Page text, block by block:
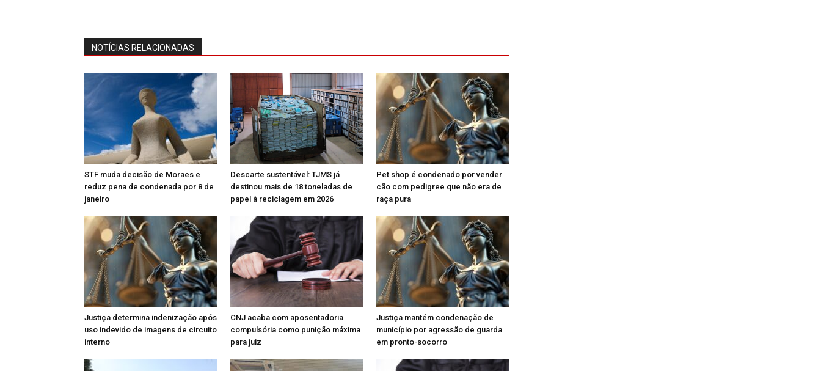
NOTÍCIAS RELACIONADAS
STF muda decisão de Moraes e
reduz pena de condenada por 8 de
janeiro
Descarte sustentável: TJMS já
destinou mais de 18 toneladas de
papel à reciclagem em 2026
Pet shop é condenado por vender
cão com pedigree que não era de
raça pura
Justiça determina indenização após
uso indevido de imagens de circuito
interno
CNJ acaba com aposentadoria
compulsória como punição máxima
para juiz
Justiça mantém condenação de
município por agressão de guarda
em pronto-socorro